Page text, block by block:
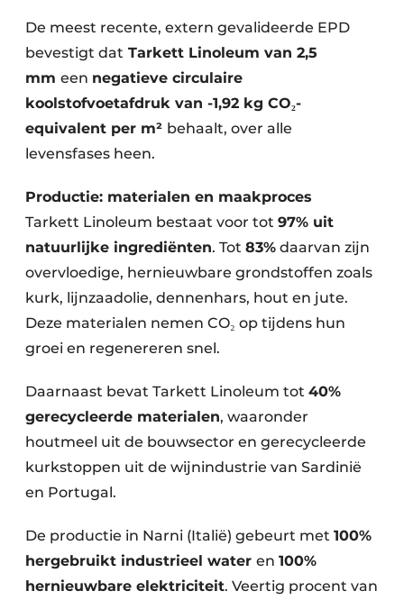
De meest recente, extern gevalideerde EPD
bevestigt dat Tarkett Linoleum van 2,5
mm een negatieve circulaire
koolstofvoetafdruk van -1,92 kg CO₂-
equivalent per m² behaalt, over alle
levensfases heen.
Productie: materialen en maakproces
Tarkett Linoleum bestaat voor tot 97% uit
natuurlijke ingrediënten. Tot 83% daarvan zijn
overvloedige, hernieuwbare grondstoffen zoals
kurk, lijnzaadolie, dennenhars, hout en jute.
Deze materialen nemen CO₂ op tijdens hun
groei en regenereren snel.
Daarnaast bevat Tarkett Linoleum tot 40%
gerecycleerde materialen, waaronder
houtmeel uit de bouwsector en gerecycleerde
kurkstoppen uit de wijnindustrie van Sardinië
en Portugal.
De productie in Narni (Italië) gebeurt met 100%
hergebruikt industrieel water en 100%
hernieuwbare elektriciteit. Veertig procent van